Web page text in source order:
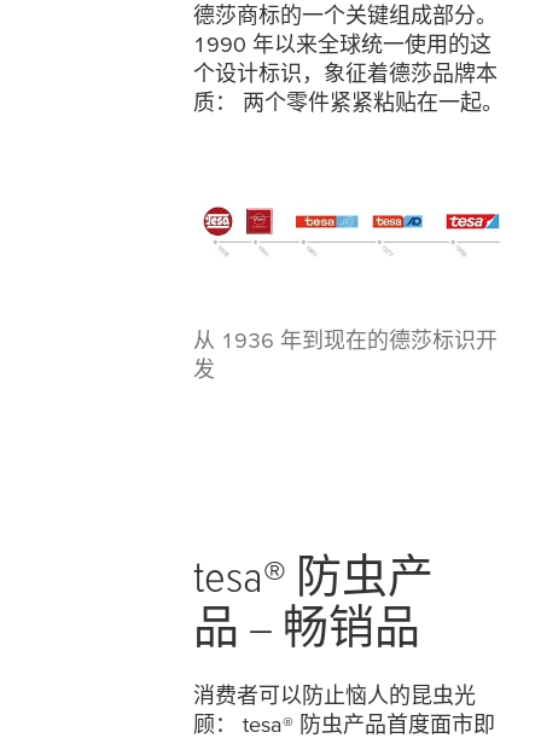
德莎商标的一个关键组成部分。
1990 年以来全球统一使用的这
个设计标识，象征着德莎品牌本
质： 两个零件紧紧粘贴在一起。
从 1936 年到现在的德莎标识开
发
tesa® 防虫产
品 – 畅销品
消费者可以防止恼人的昆虫光
顾： tesa® 防虫产品首度面市即